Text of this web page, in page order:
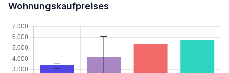
Wohnungskaufpreises